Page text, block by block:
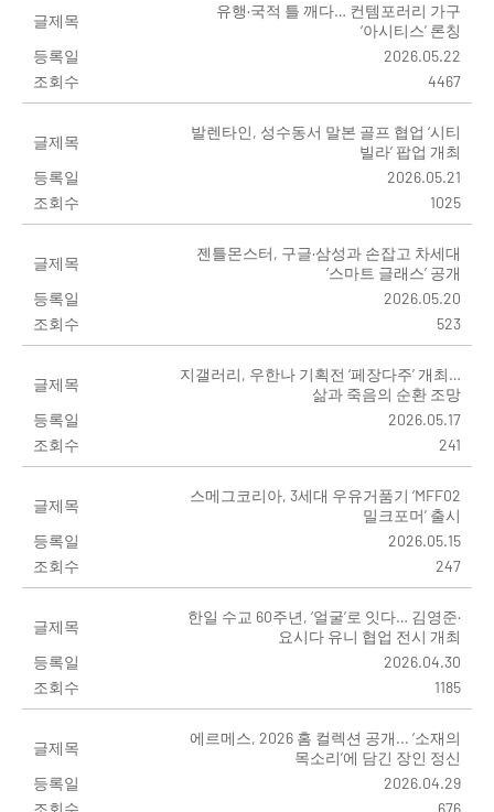
글제목
유행·국적 틀 깨다… 컨템포러리 가구
‘아시티스’ 론칭
등록일
2026.05.22
조회수
4467
글제목
발렌타인, 성수동서 말본 골프 협업 ‘시티
빌라’ 팝업 개최
등록일
2026.05.21
조회수
1025
글제목
젠틀몬스터, 구글·삼성과 손잡고 차세대
‘스마트 글래스’ 공개
등록일
2026.05.20
조회수
523
글제목
지갤러리, 우한나 기획전 ‘페장다주’ 개최…
삶과 죽음의 순환 조망
등록일
2026.05.17
조회수
241
글제목
스메그코리아, 3세대 우유거품기 ‘MFF02
밀크포머’ 출시
등록일
2026.05.15
조회수
247
글제목
한일 수교 60주년, ‘얼굴’로 잇다… 김영준·
요시다 유니 협업 전시 개최
등록일
2026.04.30
조회수
1185
글제목
에르메스, 2026 홈 컬렉션 공개... ‘소재의
목소리’에 담긴 장인 정신
등록일
2026.04.29
조회수
676